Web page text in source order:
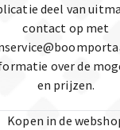
deel van
contact op met
over de
en prijzen.
Kopen in de